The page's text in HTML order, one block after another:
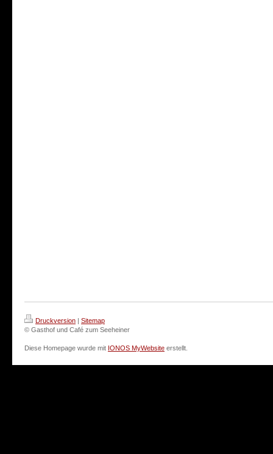
Druckversion | Sitemap
© Gasthof und Café zum Seeheiner
Diese Homepage wurde mit IONOS MyWebsite erstellt.